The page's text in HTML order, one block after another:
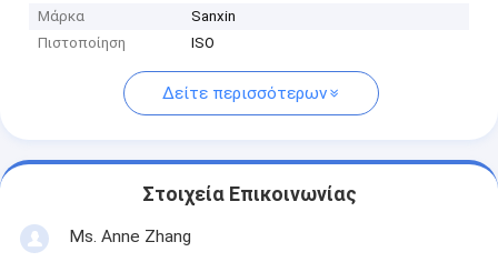
Μάρκα
Sanxin
Πιστοποίηση
ISO
Δείτε περισσότερων
Στοιχεία Επικοινωνίας
Ms. Anne Zhang